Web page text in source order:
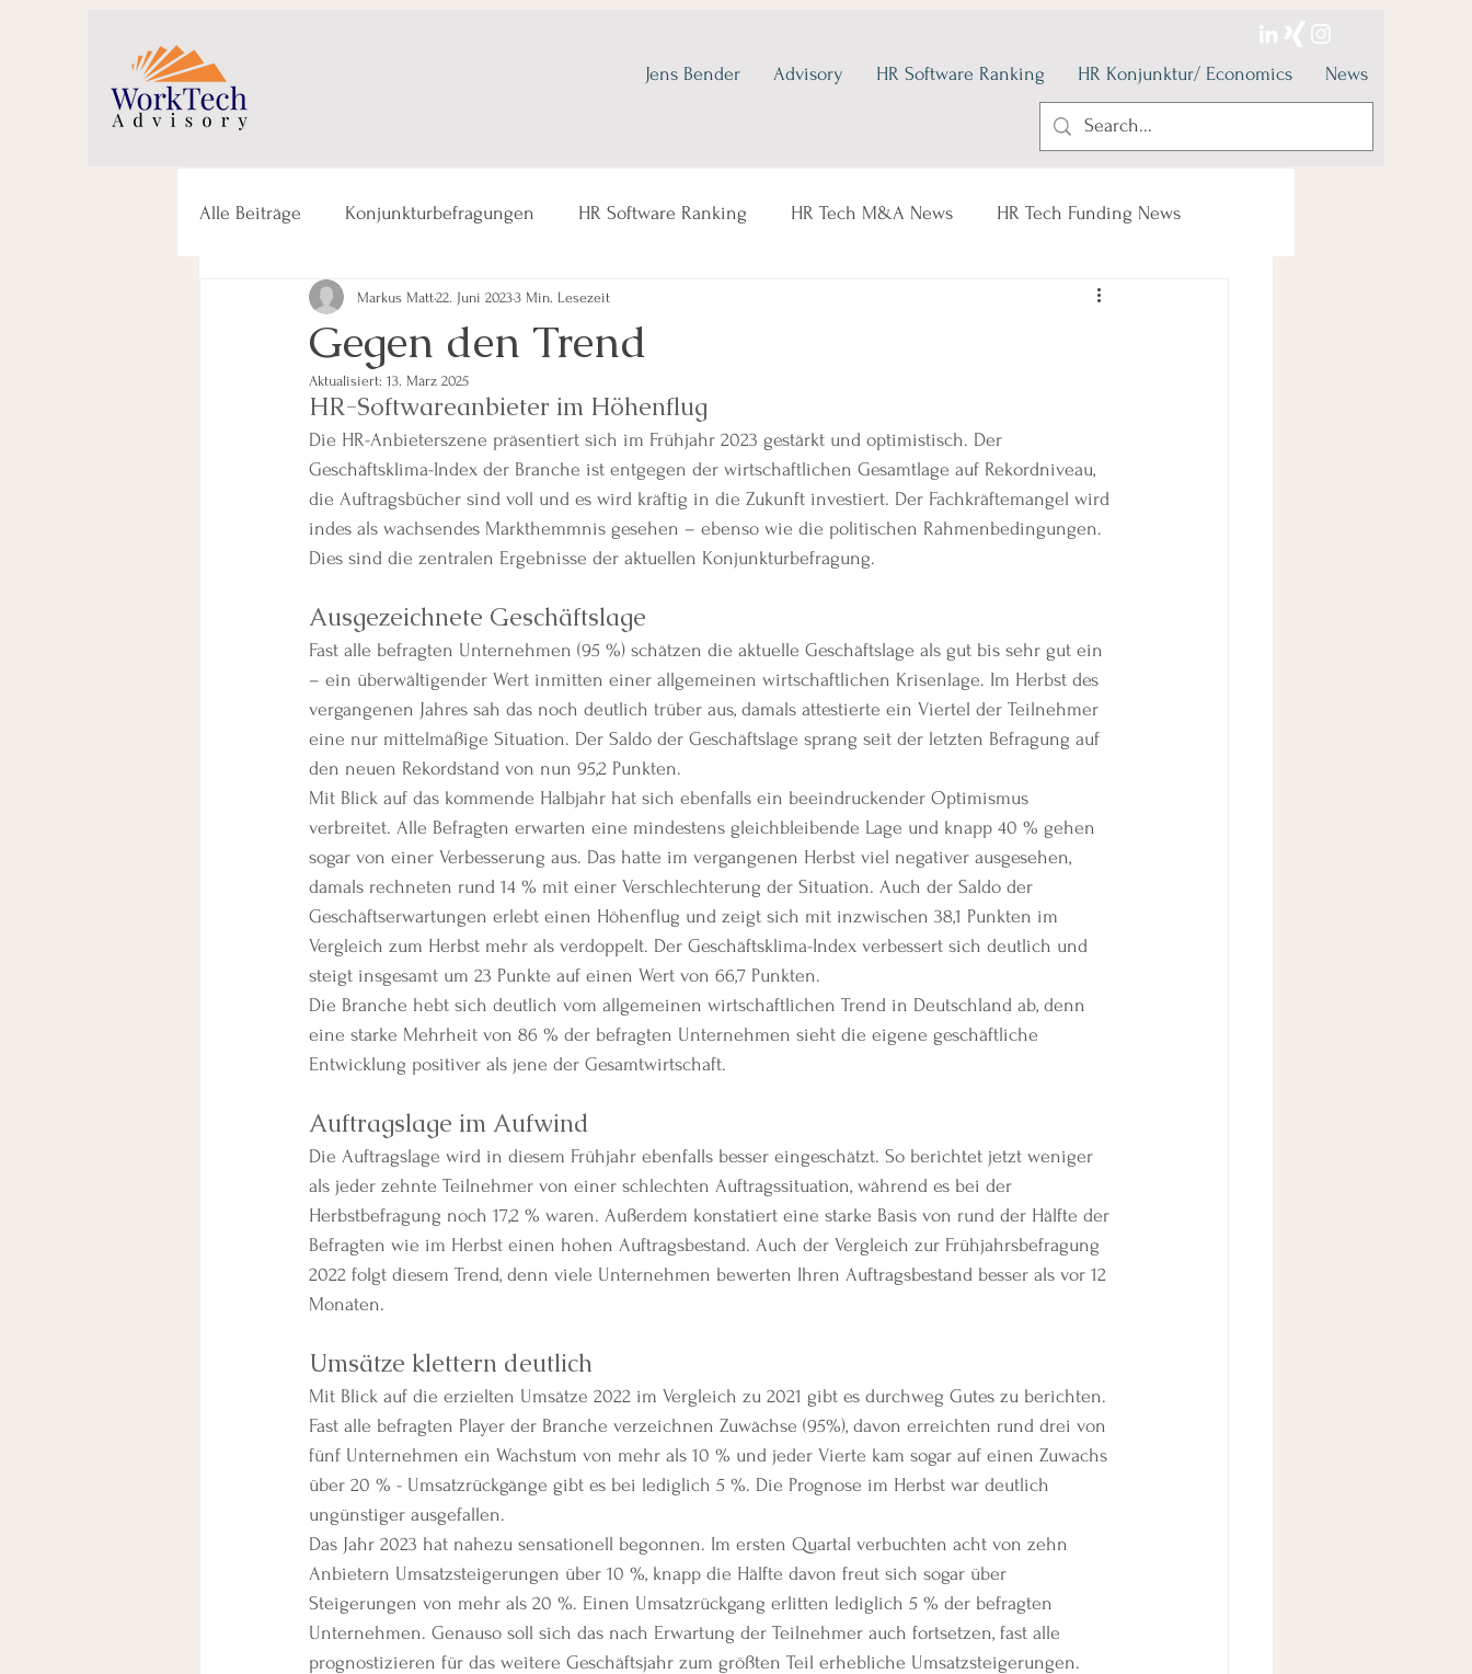
Jens Bender Advisory HR Software Ranking HR Konjunktur/ Economics News
Alle Beiträge Konjunkturbefragungen HR Software Ranking HR Tech M&A News HR Tech Funding News
Gegen den Trend
Markus Matt22. Juni 20233 Min. Lesezeit
Aktualisiert: 13. März 2025
HR-Softwareanbieter im Höhenflug
Die HR-Anbieterszene präsentiert sich im Frühjahr 2023 gestärkt und optimistisch. Der
Geschäftsklima-Index der Branche ist entgegen der wirtschaftlichen Gesamtlage auf Rekordniveau,
die Auftragsbücher sind voll und es wird kräftig in die Zukunft investiert. Der Fachkräftemangel wird
indes als wachsendes Markthemmnis gesehen – ebenso wie die politischen Rahmenbedingungen.
Dies sind die zentralen Ergebnisse der aktuellen Konjunkturbefragung.
Ausgezeichnete Geschäftslage
Fast alle befragten Unternehmen (95 %) schätzen die aktuelle Geschäftslage als gut bis sehr gut ein
– ein überwältigender Wert inmitten einer allgemeinen wirtschaftlichen Krisenlage. Im Herbst des
vergangenen Jahres sah das noch deutlich trüber aus, damals attestierte ein Viertel der Teilnehmer
eine nur mittelmäßige Situation. Der Saldo der Geschäftslage sprang seit der letzten Befragung auf
den neuen Rekordstand von nun 95,2 Punkten.
Mit Blick auf das kommende Halbjahr hat sich ebenfalls ein beeindruckender Optimismus
verbreitet. Alle Befragten erwarten eine mindestens gleichbleibende Lage und knapp 40 % gehen
sogar von einer Verbesserung aus. Das hatte im vergangenen Herbst viel negativer ausgesehen,
damals rechneten rund 14 % mit einer Verschlechterung der Situation. Auch der Saldo der
Geschäftserwartungen erlebt einen Höhenflug und zeigt sich mit inzwischen 38,1 Punkten im
Vergleich zum Herbst mehr als verdoppelt. Der Geschäftsklima-Index verbessert sich deutlich und
steigt insgesamt um 23 Punkte auf einen Wert von 66,7 Punkten.
Die Branche hebt sich deutlich vom allgemeinen wirtschaftlichen Trend in Deutschland ab, denn
eine starke Mehrheit von 86 % der befragten Unternehmen sieht die eigene geschäftliche
Entwicklung positiver als jene der Gesamtwirtschaft.
Auftragslage im Aufwind
Die Auftragslage wird in diesem Frühjahr ebenfalls besser eingeschätzt. So berichtet jetzt weniger
als jeder zehnte Teilnehmer von einer schlechten Auftragssituation, während es bei der
Herbstbefragung noch 17,2 % waren. Außerdem konstatiert eine starke Basis von rund der Hälfte der
Befragten wie im Herbst einen hohen Auftragsbestand. Auch der Vergleich zur Frühjahrsbefragung
2022 folgt diesem Trend, denn viele Unternehmen bewerten Ihren Auftragsbestand besser als vor 12
Monaten.
Umsätze klettern deutlich
Mit Blick auf die erzielten Umsätze 2022 im Vergleich zu 2021 gibt es durchweg Gutes zu berichten.
Fast alle befragten Player der Branche verzeichnen Zuwächse (95%), davon erreichten rund drei von
fünf Unternehmen ein Wachstum von mehr als 10 % und jeder Vierte kam sogar auf einen Zuwachs
über 20 % - Umsatzrückgänge gibt es bei lediglich 5 %. Die Prognose im Herbst war deutlich
ungünstiger ausgefallen.
Das Jahr 2023 hat nahezu sensationell begonnen. Im ersten Quartal verbuchten acht von zehn
Anbietern Umsatzsteigerungen über 10 %, knapp die Hälfte davon freut sich sogar über
Steigerungen von mehr als 20 %. Einen Umsatzrückgang erlitten lediglich 5 % der befragten
Unternehmen. Genauso soll sich das nach Erwartung der Teilnehmer auch fortsetzen, fast alle
prognostizieren für das weitere Geschäftsjahr zum größten Teil erhebliche Umsatzsteigerungen.